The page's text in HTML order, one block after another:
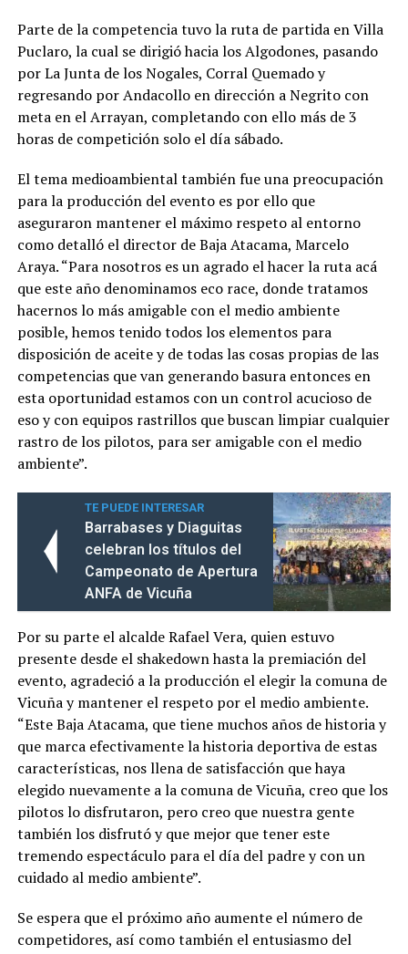
Parte de la competencia tuvo la ruta de partida en Villa
Puclaro, la cual se dirigió hacia los Algodones, pasando
por La Junta de los Nogales, Corral Quemado y
regresando por Andacollo en dirección a Negrito con
meta en el Arrayan, completando con ello más de 3
horas de competición solo el día sábado.
El tema medioambiental también fue una preocupación
para la producción del evento es por ello que
aseguraron mantener el máximo respeto al entorno
como detalló el director de Baja Atacama, Marcelo
Araya. “Para nosotros es un agrado el hacer la ruta acá
que este año denominamos eco race, donde tratamos
hacernos lo más amigable con el medio ambiente
posible, hemos tenido todos los elementos para
disposición de aceite y de todas las cosas propias de las
competencias que van generando basura entonces en
esta oportunidad estamos con un control acucioso de
eso y con equipos rastrillos que buscan limpiar cualquier
rastro de los pilotos, para ser amigable con el medio
ambiente”.
TE PUEDE INTERESAR
Barrabases y Diaguitas
celebran los títulos del
Campeonato de Apertura
ANFA de Vicuña
Por su parte el alcalde Rafael Vera, quien estuvo
presente desde el shakedown hasta la premiación del
evento, agradeció a la producción el elegir la comuna de
Vicuña y mantener el respeto por el medio ambiente.
“Este Baja Atacama, que tiene muchos años de historia y
que marca efectivamente la historia deportiva de estas
características, nos llena de satisfacción que haya
elegido nuevamente a la comuna de Vicuña, creo que los
pilotos lo disfrutaron, pero creo que nuestra gente
también los disfrutó y que mejor que tener este
tremendo espectáculo para el día del padre y con un
cuidado al medio ambiente”.
Se espera que el próximo año aumente el número de
competidores, así como también el entusiasmo del